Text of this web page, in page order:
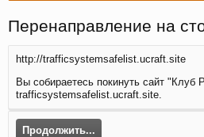
Перенаправление на
http://trafficsystemsafelist.ucraft.site
Вы собираетесь покинуть сайт "Клуб
trafficsystemsafelist.ucraft.site.
Продолжить...